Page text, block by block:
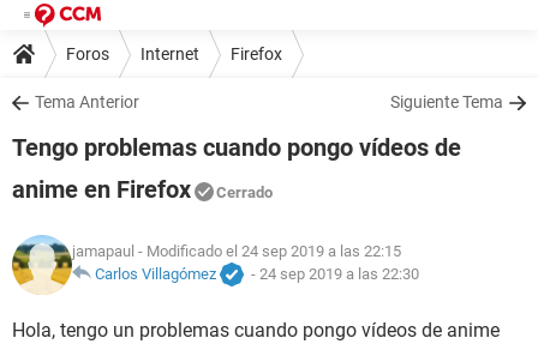
Foros Internet Firefox
Tema Anterior Siguiente Tema
Tengo problemas cuando pongo vídeos de
anime en Firefox
Cerrado
jamapaul - Modificado el 24 sep 2019 a las 22:15
Carlos Villagómez
- 24 sep 2019 a las 22:30
Hola, tengo un problemas cuando pongo vídeos de anime